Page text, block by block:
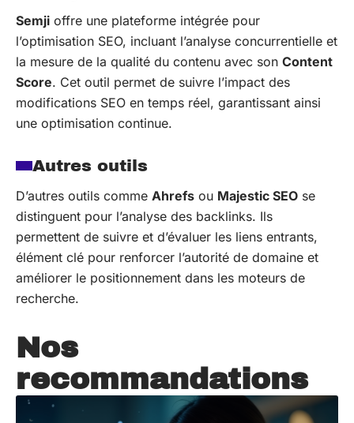
Semji offre une plateforme intégrée pour
l’optimisation SEO, incluant l’analyse concurrentielle et
la mesure de la qualité du contenu avec son Content
Score. Cet outil permet de suivre l’impact des
modifications SEO en temps réel, garantissant ainsi
une optimisation continue.
Autres outils
D’autres outils comme Ahrefs ou Majestic SEO se
distinguent pour l’analyse des backlinks. Ils
permettent de suivre et d’évaluer les liens entrants,
élément clé pour renforcer l’autorité de domaine et
améliorer le positionnement dans les moteurs de
recherche.
Nos
recommandations